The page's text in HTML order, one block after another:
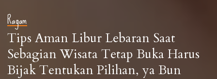
Ragam
Tips Aman Libur Lebaran Saat
Sebagian Wisata Tetap Buka Harus
Bijak Tentukan Pilihan, ya Bun